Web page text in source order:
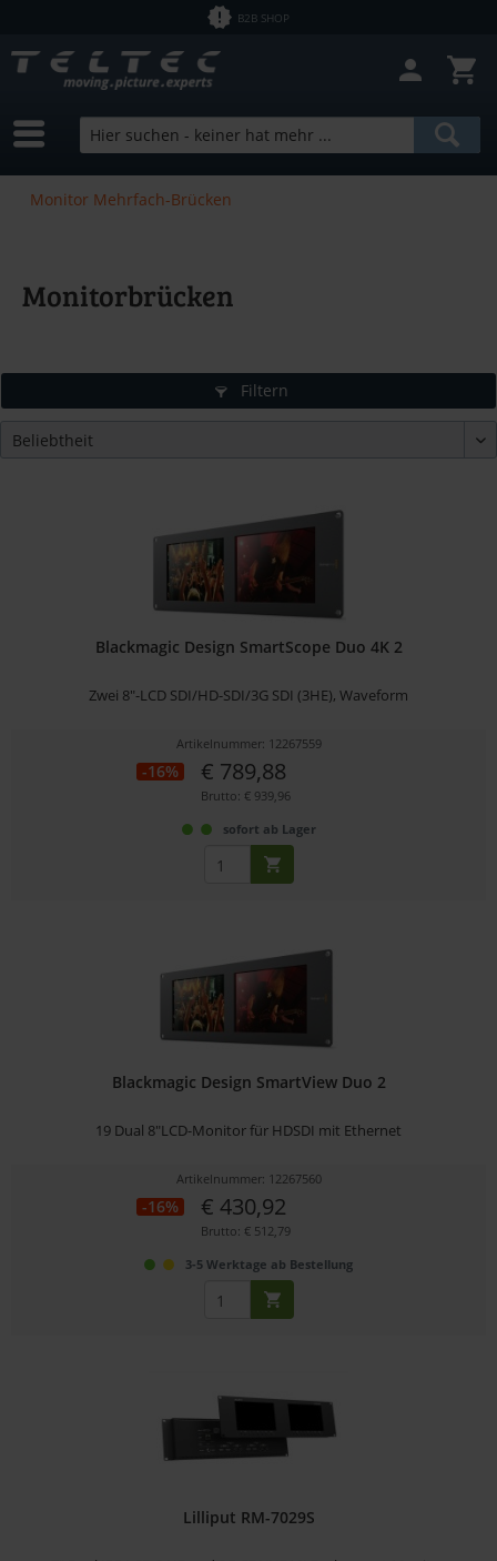
B2B SHOP
Monitor Mehrfach-Brücken
Monitorbrücken
Filtern
Blackmagic Design SmartScope Duo 4K 2
Zwei 8"-LCD SDI/HD-SDI/3G SDI (3HE), Waveform
Artikelnummer: 12267559
-16% € 789,88
Brutto: € 939,96
sofort ab Lager
Blackmagic Design SmartView Duo 2
19 Dual 8"LCD-Monitor für HDSDI mit Ethernet
Artikelnummer: 12267560
-16% € 430,92
Brutto: € 512,79
3-5 Werktage ab Bestellung
Lilliput RM-7029S